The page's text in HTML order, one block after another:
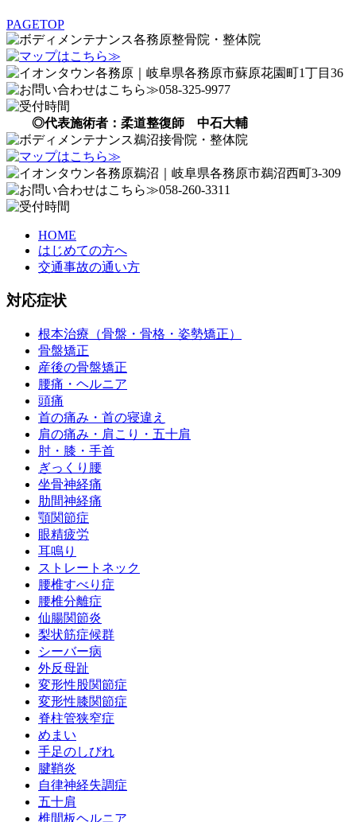
PAGETOP
◎代表施術者：柔道整復師 中石大輔
HOME
はじめての方へ
交通事故の通い方
対応症状
根本治療（骨盤・骨格・姿勢矯正）
骨盤矯正
産後の骨盤矯正
腰痛・ヘルニア
頭痛
首の痛み・首の寝違え
肩の痛み・肩こり・五十肩
肘・膝・手首
ぎっくり腰
坐骨神経痛
肋間神経痛
顎関節症
眼精疲労
耳鳴り
ストレートネック
腰椎すべり症
腰椎分離症
仙腸関節炎
梨状筋症候群
シーバー病
外反母趾
変形性股関節症
変形性膝関節症
脊柱管狭窄症
めまい
手足のしびれ
腱鞘炎
自律神経失調症
五十肩
椎間板ヘルニア